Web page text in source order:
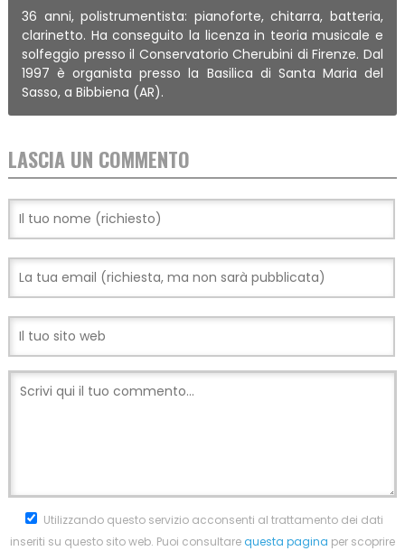
36 anni, polistrumentista: pianoforte, chitarra, batteria,
clarinetto. Ha conseguito la licenza in teoria musicale e
solfeggio presso il Conservatorio Cherubini di Firenze. Dal
1997 è organista presso la Basilica di Santa Maria del
Sasso, a Bibbiena (AR).
LASCIA UN COMMENTO
Utilizzando questo servizio acconsenti al trattamento dei dati
inseriti su questo sito web. Puoi consultarequesta pagina per scoprire